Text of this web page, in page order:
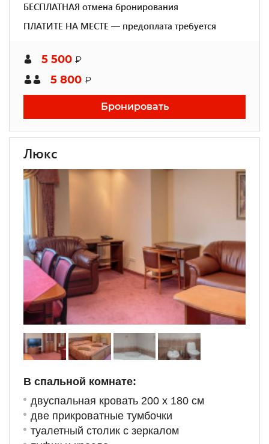
БЕСПЛАТНАЯ отмена бронирования
ПЛАТИТЕ НА МЕСТЕ — предоплата требуется
5 500 ₽
5 800 ₽
Бронировать
Люкс
В спальной комнате:
двуспальная кровать 200 х 180 см
две прикроватные тумбочки
туалетный столик с зеркалом